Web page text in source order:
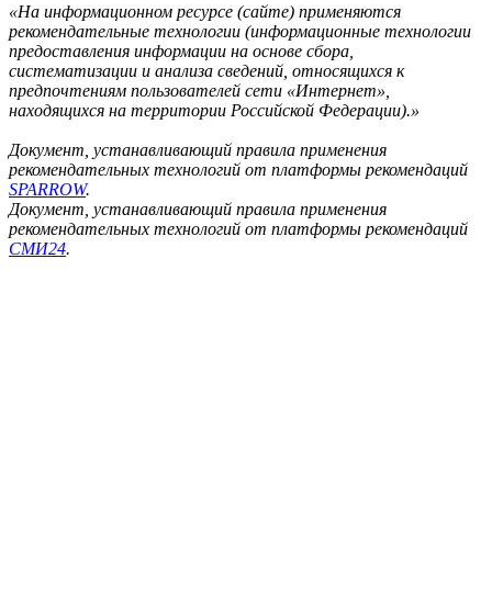
«На информационном ресурсе (сайте) применяются
рекомендательные технологии (информационные технологии
предоставления информации на основе сбора,
систематизации и анализа сведений, относящихся к
предпочтениям пользователей сети «Интернет»,
находящихся на территории Российской Федерации).»
Документ, устанавливающий правила применения
рекомендательных технологий от платформы рекомендаций
SPARROW.
Документ, устанавливающий правила применения
рекомендательных технологий от платформы рекомендаций
СМИ24.